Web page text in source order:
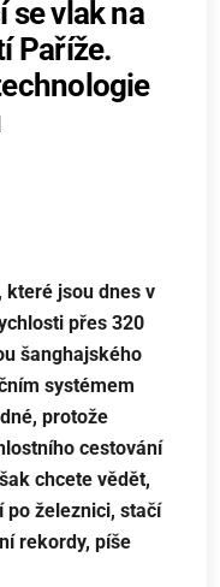
se vlak na
Paříže.
které jsou dnes v
přes 320
šanghajského
systémem
protože
cestování
chcete vědět,
po železnici, stačí
rekordy, píše